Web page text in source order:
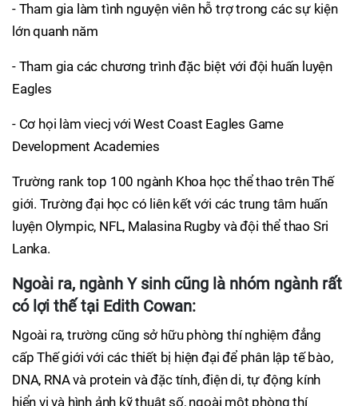
- Tham gia làm tình nguyện viên hỗ trợ trong các sự kiện
lớn quanh năm
- Tham gia các chương trình đặc biệt với đội huấn luyện
Eagles
- Cơ họi làm viecj với West Coast Eagles Game
Development Academies
Trường rank top 100 ngành Khoa học thể thao trên Thế
giới. Trường đại học có liên kết với các trung tâm huấn
luyện Olympic, NFL, Malasina Rugby và đội thể thao Sri
Lanka.
Ngoài ra, ngành Y sinh cũng là nhóm ngành rất
có lợi thế tại Edith Cowan:
Ngoài ra, trường cũng sở hữu phòng thí nghiệm đẳng
cấp Thế giới với các thiết bị hiện đại để phân lập tế bào,
DNA, RNA và protein và đặc tính, điện di, tự động kính
hiển vi và hình ảnh kỹ thuật số, ngoài một phòng thí